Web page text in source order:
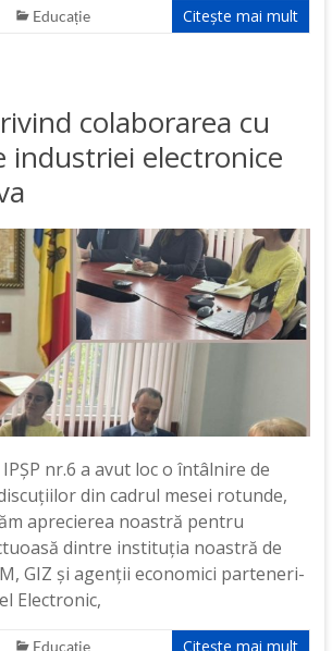
Educație Citește mai mult
colaborarea cu
industriei electronice
nr.6 a avut loc o întâlnire de
din cadrul mesei rotunde,
aprecierea noastră pentru
dintre instituția noastră de
GIZ și agenții economici parteneri-
Electronic,
Educație Citește mai mult